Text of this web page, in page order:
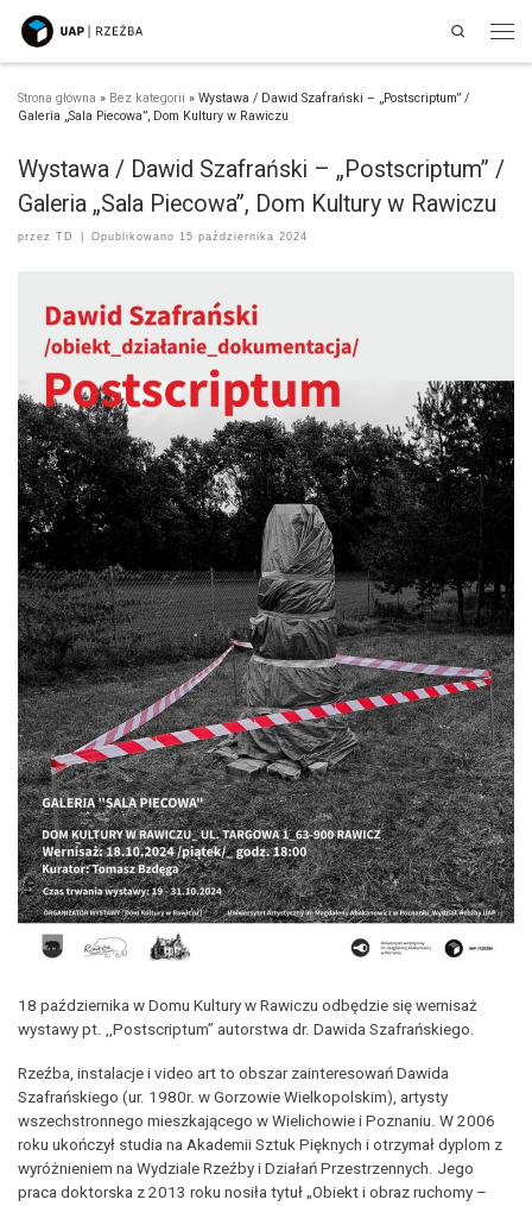
Przejdź do treści
Search
Strona główna » Bez kategorii » Wystawa / Dawid Szafrański – „Postscriptum” /
Galeria „Sala Piecowa”, Dom Kultury w Rawiczu
Wystawa / Dawid Szafrański – „Postscriptum” /
Galeria „Sala Piecowa”, Dom Kultury w Rawiczu
przez TD Opublikowano 15 października 2024
18 października w Domu Kultury w Rawiczu odbędzie się wernisaż
wystawy pt. ,,Postscriptum” autorstwa dr. Dawida Szafrańskiego.
Rzeźba, instalacje i video art to obszar zainteresowań Dawida
Szafrańskiego (ur. 1980r. w Gorzowie Wielkopolskim), artysty
wszechstronnego mieszkającego w Wielichowie i Poznaniu. W 2006
roku ukończył studia na Akademii Sztuk Pięknych i otrzymał dyplom z
wyróżnieniem na Wydziale Rzeźby i Działań Przestrzennych. Jego
praca doktorska z 2013 roku nosiła tytuł „Obiekt i obraz ruchomy –